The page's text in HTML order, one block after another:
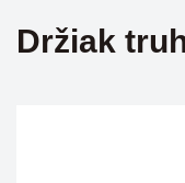
Držiak